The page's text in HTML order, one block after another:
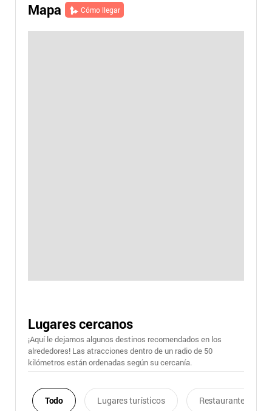
Mapa Cómo llegar
Lugares cercanos
¡Aquí le dejamos algunos destinos recomendados en los
alrededores! Las atracciones dentro de un radio de 50
kilómetros están ordenadas según su cercanía.
Todo Lugares turísticos Restaurantes